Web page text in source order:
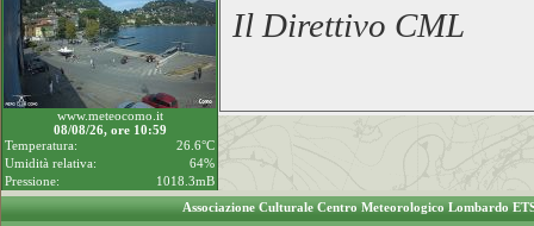
www.meteocomo.it
08/08/26, ore 10:59
Temperatura:
26.6°C
Umidità relativa:
64%
Pressione:
1018.3mB
Il Direttivo CML
Associazione Culturale Centro Meteorologico Lombardo